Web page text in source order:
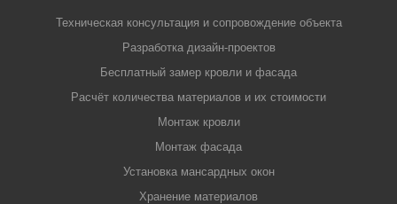
Техническая консультация и сопровождение объекта
Разработка дизайн-проектов
Бесплатный замер кровли и фасада
Расчёт количества материалов и их стоимости
Монтаж кровли
Монтаж фасада
Установка мансардных окон
Хранение материалов